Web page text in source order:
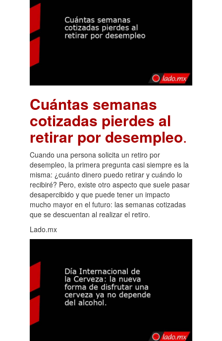
Cuántas semanas
cotizadas pierdes al
retirar por desempleo.
Cuando una persona solicita un retiro por
desempleo, la primera pregunta casi siempre es la
misma: ¿cuánto dinero puedo retirar y cuándo lo
recibiré? Pero, existe otro aspecto que suele pasar
desapercibido y que puede tener un impacto
mucho mayor en el futuro: las semanas cotizadas
que se descuentan al realizar el retiro.
Lado.mx